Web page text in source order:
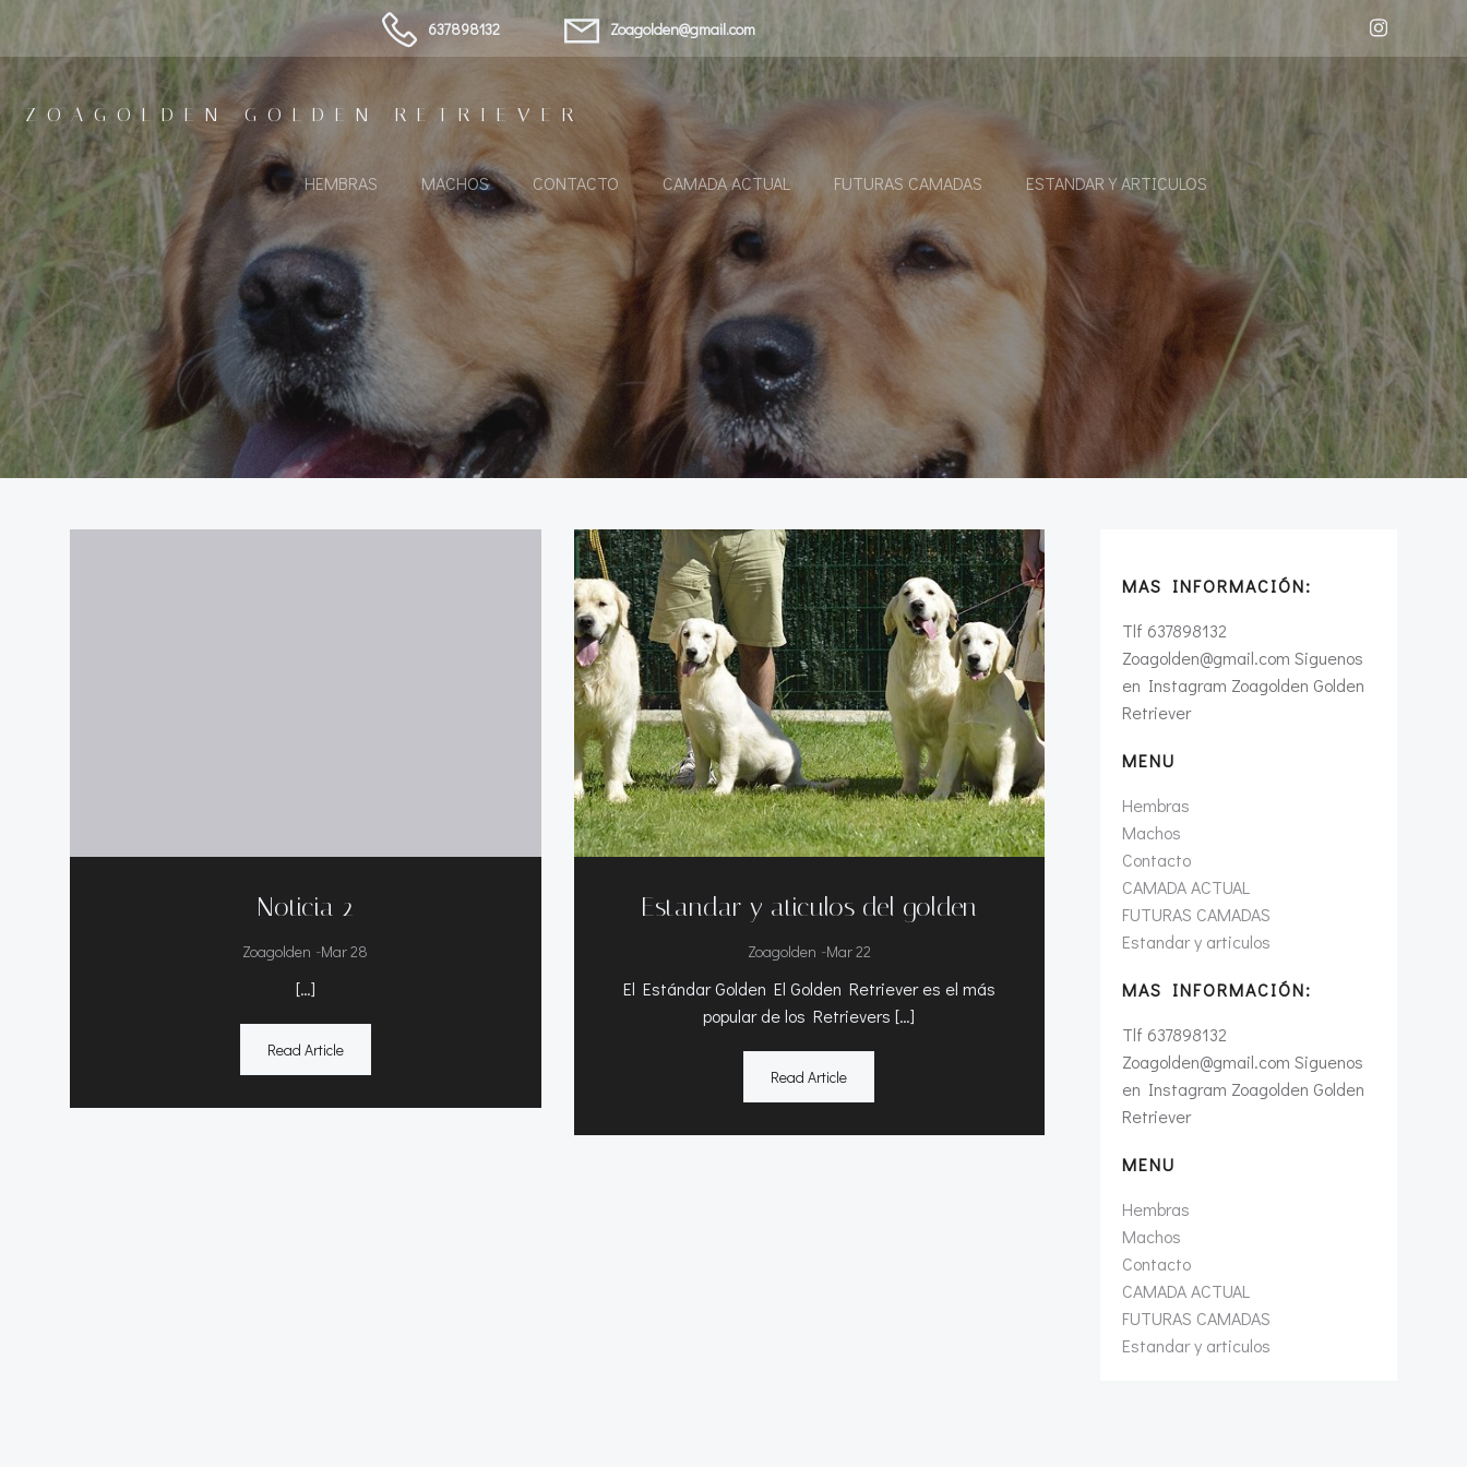
contenido
637898132 Zoagolden@gmail.com
ZOAGOLDEN GOLDEN RETRIEVER
HEMBRAS MACHOS CONTACTO CAMADA ACTUAL FUTURAS CAMADAS ESTANDAR Y ARTICULOS
Noticia 2
Zoagolden -Mar 28
[…]
Read Article
Estandar y aticulos del golden
Zoagolden -Mar 22
El Estándar Golden El Golden Retriever es el más
popular de los Retrievers […]
Read Article
MAS INFORMACIÓN:
Tlf 637898132
Zoagolden@gmail.com Siguenos
en Instagram Zoagolden Golden
Retriever
MENU
Hembras
Machos
Contacto
CAMADA ACTUAL
FUTURAS CAMADAS
Estandar y articulos
MAS INFORMACIÓN:
Tlf 637898132
Zoagolden@gmail.com Siguenos
en Instagram Zoagolden Golden
Retriever
MENU
Hembras
Machos
Contacto
CAMADA ACTUAL
FUTURAS CAMADAS
Estandar y articulos